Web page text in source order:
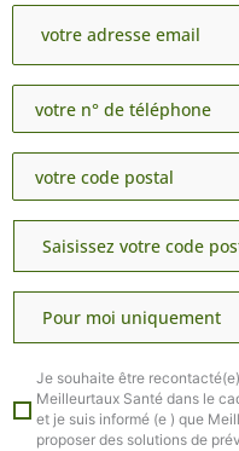
Je souhaite être
Meilleurtaux Santé dans le
et je suis informé (e ) que
proposer des solutions de